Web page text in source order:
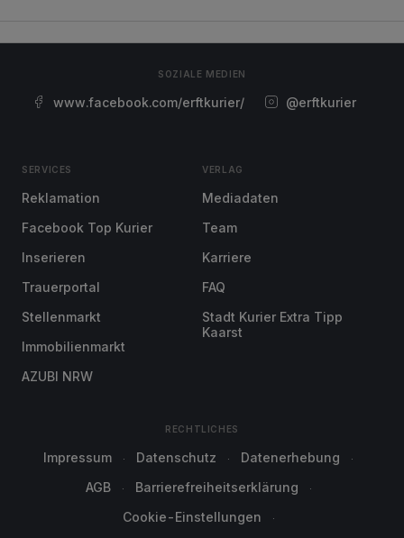
SOZIALE MEDIEN
www.facebook.com/erftkurier/ @erftkurier
SERVICES
Reklamation
Facebook Top Kurier
Inserieren
Trauerportal
Stellenmarkt
Immobilienmarkt
AZUBI NRW
VERLAG
Mediadaten
Team
Karriere
FAQ
Stadt Kurier Extra Tipp
Kaarst
RECHTLICHES
Impressum Datenschutz
Datenerhebung
AGB
Barrierefreiheitserklärung
Cookie-Einstellungen